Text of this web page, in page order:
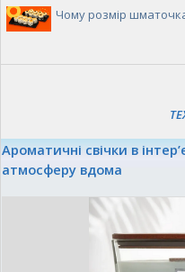
Чому розмір
Ароматичні свічки в
атмосферу вдома